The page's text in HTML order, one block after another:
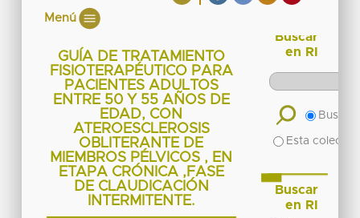
Menú
GUÍA DE TRATAMIENTO
FISIOTERAPÉUTICO PARA
PACIENTES ADULTOS
ENTRE 50 Y 55 AÑOS DE
EDAD, CON
ATEROESCLEROSIS
OBLITERANTE DE
MIEMBROS PÉLVICOS , EN
ETAPA CRÓNICA ,FASE
DE CLAUDICACIÓN
INTERMITENTE.
Buscar
en RI
Buscar
Esta
Buscar
en RI